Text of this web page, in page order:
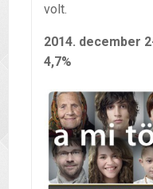
volt.
2014. december
4,7%